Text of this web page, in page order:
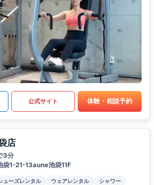
公式サイト 体験・相談予約
店
3分
袋1-21-13aune池袋11F
ューズレンタル ウェアレンタル
シャワー